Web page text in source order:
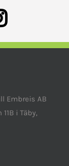
Embreis AB
i Täby,